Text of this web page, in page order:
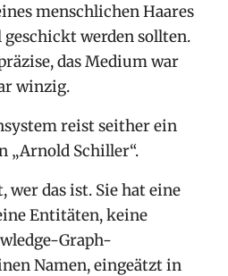
menschlichen Haares
werden sollten.
das Medium war
winzig.
reist seither ein
„Arnold Schiller“.
wer das ist. Sie hat eine
Entitäten, keine
Graph-
Namen, eingeätzt in